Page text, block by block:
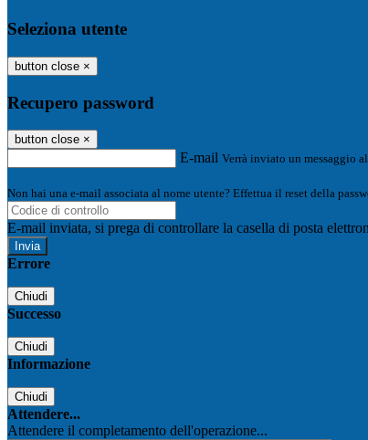
Seleziona utente
button close ×
Recupero password
button close ×
E-mail Verrà inviato un messaggio
Non hai una e-mail associata al nome utente? Effettua il reset della
E-mail inviata, si prega di controllare la casella di posta
Errore
Chiudi
Successo
Chiudi
Informazione
Chiudi
Attendere...
Attendere il completamento dell'operazione...